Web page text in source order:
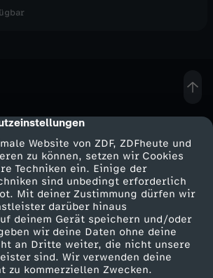
Website von ZDF, ZDFheute und
zu können, setzen wir Cookies
Techniken ein. Einige der
sind unbedingt erforderlich
Mit deiner Zustimmung dürfen wir
darüber hinaus
deinem Gerät speichern und/oder
wir deine Daten ohne deine
an Dritte weiter, die nicht unsere
sind. Wir verwenden deine
zu kommerziellen Zwecken.
Service
ZDFmitreden
Kontakt zum ZDF
Tickets